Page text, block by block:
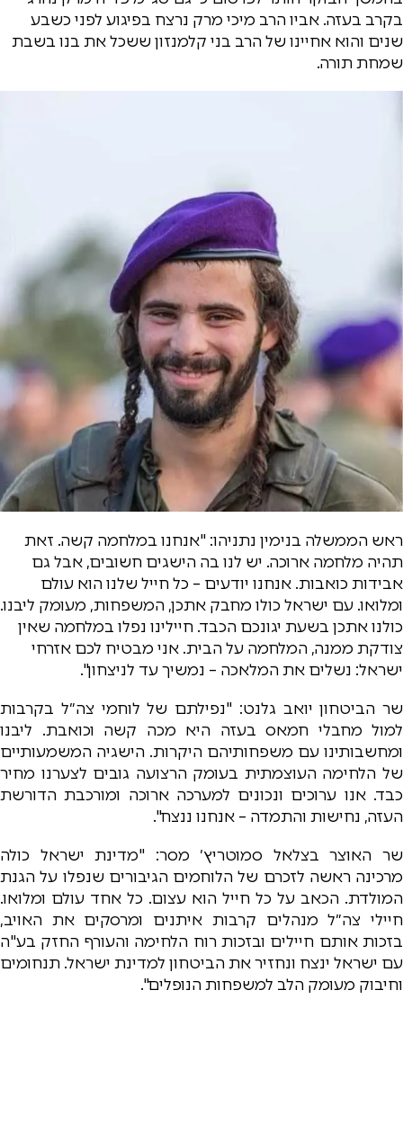
בקרב בעזה. אביו הרב מיכי מרק נרצח בפיגוע לפני כשבע
שנים והוא אחיינו של הרב בני קלמנזון ששכל את בנו בשבת
שמחת תורה.
ראש הממשלה בנימין נתניהו: "אנחנו במלחמה קשה. זאת
תהיה מלחמה ארוכה. יש לנו בה הישגים חשובים, אבל גם
אבידות כואבות. אנחנו יודעים – כל חייל שלנו הוא עולם
ומלואו. עם ישראל כולו מחבק אתכן, המשפחות, מעומק ליבנו.
כולנו אתכן בשעת יגונכם הכבד. חיילינו נפלו במלחמה שאין
צודקת ממנה, המלחמה על הבית. אני מבטיח לכם אזרחי
ישראל: נשלים את המלאכה – נמשיך עד לניצחון".
שר הביטחון יואב גלנט: "נפילתם של לוחמי צה״ל בקרבות
למול מחבלי חמאס בעזה היא מכה קשה וכואבת. ליבנו
ומחשבותינו עם משפחותיהם היקרות. ‏הישגיה המשמעותיים
של הלחימה העוצמתית בעומק הרצועה גובים לצערנו מחיר
כבד. אנו ערוכים ונכונים למערכה ארוכה ומורכבת הדורשת
העזה, נחישות והתמדה – אנחנו ננצח".
שר האוצר בצלאל סמוטריץ׳ מסר: "מדינת ישראל כולה
מרכינה ראשה לזכרם של הלוחמים הגיבורים שנפלו על הגנת
המולדת. הכאב על כל חייל הוא עצום. כל אחד עולם ומלואו.
חיילי צה״ל מנהלים קרבות איתנים ומרסקים את האויב,
בזכות אותם חיילים ובזכות רוח הלחימה והעורף החזק בע"ה
עם ישראל ינצח ונחזיר את הביטחון למדינת ישראל. תנחומים
וחיבוק מעומק הלב למשפחות הנופלים".